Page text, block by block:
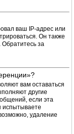
ваш IP-адрес или
Он также
Обратитесь за
вам оставаться
другие
если эта
испытываете
удаление